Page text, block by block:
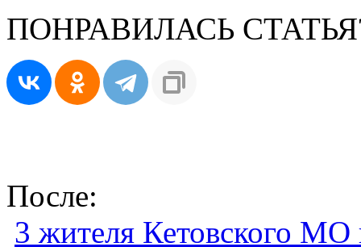
ПОНРАВИЛАСЬ
После:
3 жителя Кетовского